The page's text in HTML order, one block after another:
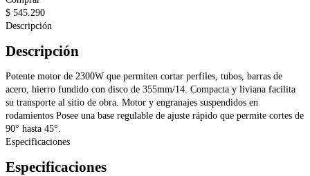
$ 545.290
Descripción
Descripción
Potente motor de 2300W que permiten cortar perfiles, tubos, barras de
acero, hierro fundido con disco de 355mm/14. Compacta y liviana facilita
su transporte al sitio de obra. Motor y engranajes suspendidos en
rodamientos Posee una base regulable de ajuste rápido que permite cortes de
90° hasta 45°.
Especificaciones
Especificaciones